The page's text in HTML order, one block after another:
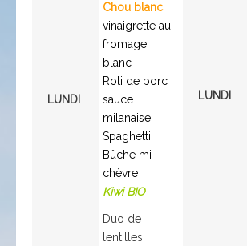
LUNDI
Chou blanc
vinaigrette au
fromage
blanc
Roti de porc
sauce
milanaise
Spaghetti
Bûche mi
chèvre
Kiwi BIO
LUNDI
Duo de
lentilles